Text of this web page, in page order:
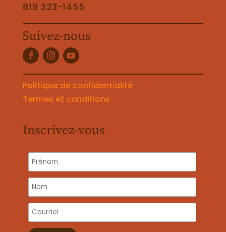
819 323-1455
Suivez-nous
Politique de confidentialité
Termes et conditions
Inscrivez-vous